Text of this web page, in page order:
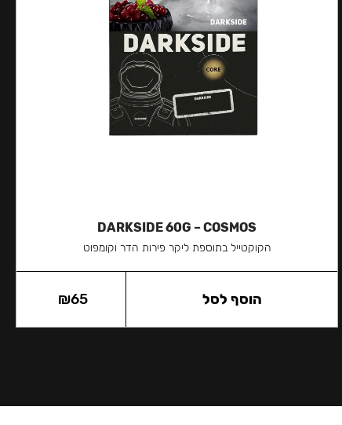
DARKSIDE 60G – COSMOS
הקוקטייל בתוספת ליקר פירות הדר וקומפוט
₪65 הוסף לסל